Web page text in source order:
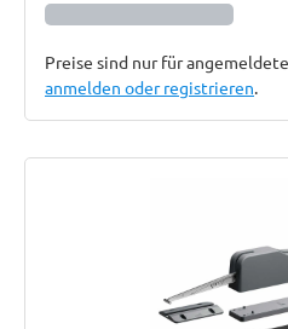
Preise sind nur für
anmelden oder registrieren.